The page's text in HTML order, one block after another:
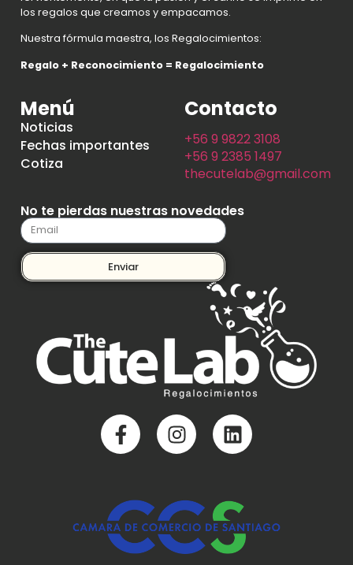
los regalos que creamos y empacamos.
Nuestra fórmula maestra, los Regalocimientos:
Regalo + Reconocimiento = Regalocimiento
Menú
Noticias
Fechas importantes
Cotiza
Contacto
+56 9 9822 3108
+56 9 2385 1497
thecutelab@gmail.com
No te pierdas nuestras novedades
Enviar